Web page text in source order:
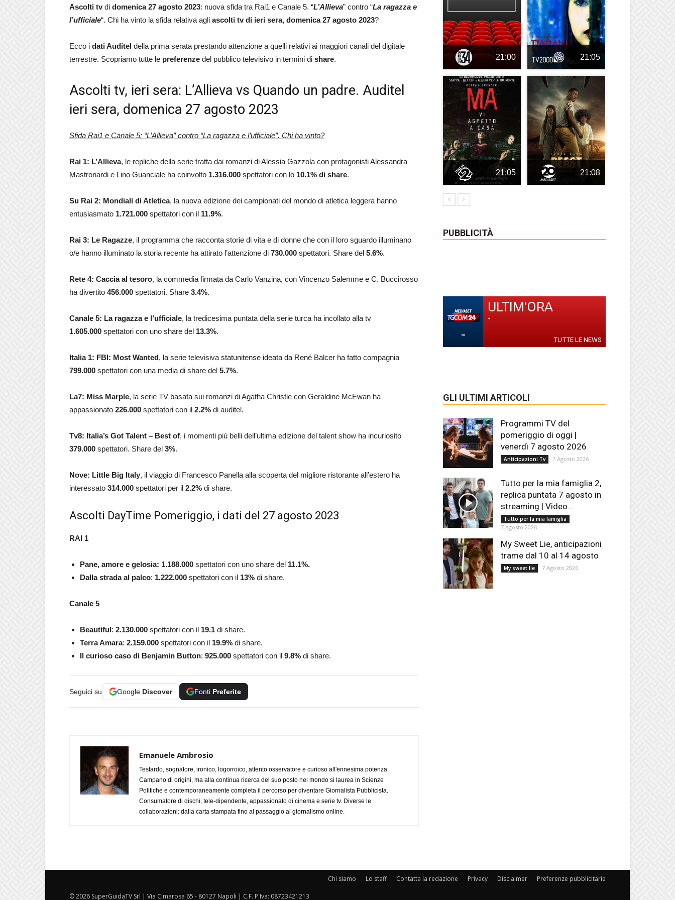
Ascolti tvdi domenica 27 agosto 2023: nuova sfida tra Rai1 e Canale 5. “L’Allieva” contro “La ragazza e
l’ufficiale“. Chi ha vinto la sfida relativa agli ascolti tv di ieri sera, domenica 27 agosto 2023?
Ecco i dati Auditel della prima serata prestando attenzione a quelli relativi ai maggiori canali del digitale
terrestre. Scopriamo tutte le preferenze del pubblico televisivo in termini di share.
Ascolti tv, ieri sera: L’Allieva vs Quando un padre. Auditel
ieri sera, domenica 27 agosto 2023
Sfida Rai1 e Canale 5: “L’Allieva” contro “La ragazza e l’ufficiale”. Chi ha vinto?
Rai 1: L’Allieva, le repliche della serie tratta dai romanzi di Alessia Gazzola con protagonisti Alessandra
Mastronardi e Lino Guanciale ha coinvolto 1.316.000 spettatori con lo 10.1% di share.
Su Rai 2: Mondiali di Atletica, la nuova edizione dei campionati del mondo di atletica leggera hanno
entusiasmato 1.721.000 spettatori con il 11.9%.
Rai 3: Le Ragazze, il programma che racconta storie di vita e di donne che con il loro sguardo illuminano
o/e hanno illuminato la storia recente ha attirato l’attenzione di 730.000 spettatori. Share del 5.6%.
Rete 4: Caccia al tesoro, la commedia firmata da Carlo Vanzina, con Vincenzo Salemme e C. Buccirosso
ha divertito 456.000 spettatori. Share 3.4%.
Canale 5: La ragazza e l’ufficiale, la tredicesima puntata della serie turca ha incollato alla tv
1.605.000 spettatori con uno share del 13.3%.
Italia 1: FBI: Most Wanted, la serie televisiva statunitense ideata da René Balcer ha fatto compagnia
799.000 spettatori con una media di share del 5.7%.
La7: Miss Marple, la serie TV basata sui romanzi di Agatha Christie con Geraldine McEwan ha
appassionato 226.000 spettatori con il 2.2% di auditel.
Tv8: Italia’s Got Talent – Best of, i momenti più belli dell’ultima edizione del talent show ha incuriosito
379.000 spettatori. Share del 3%.
Nove: Little Big Italy, il viaggio di Francesco Panella alla scoperta del migliore ristorante all’estero ha
interessato 314.000 spettatori per il 2.2% di share.
Ascolti DayTime Pomeriggio, i dati del 27 agosto 2023
RAI 1
Pane, amore e gelosia: 1.188.000 spettatori con uno share del 11.1%.
Dalla strada al palco: 1.222.000 spettatori con il 13% di share.
Canale 5
Beautiful: 2.130.000 spettatori con il 19.1 di share.
Terra Amara: 2.159.000 spettatori con il 19.9% di share.
Il curioso caso di Benjamin Button: 925.000 spettatori con il 9.8% di share.
Seguici su Google Discover Fonti Preferite
Emanuele Ambrosio
Testardo, sognatore, ironico, logorroico, attento osservatore e curioso all'ennesima potenza.
Campano di origini, ma alla continua ricerca del suo posto nel mondo si laurea in Scienze
Politiche e contemporaneamente completa il percorso per diventare Giornalista Pubblicista.
Consumatore di dischi, tele-dipendente, appassionato di cinema e serie tv. Diverse le
collaborazioni: dalla carta stampata fino al passaggio al giornalismo online.
21:00 21:05
21:05 21:08
PUBBLICITÀ
-
ULTIM'ORA
-
TUTTE LE NEWS
GLI ULTIMI ARTICOLI
Programmi TV del
pomeriggio di oggi |
venerdì 7 agosto 2026
Anticipazioni Tv 7 Agosto 2026
Tutto per la mia famiglia 2,
replica puntata 7 agosto in
streaming | Video...
Tutto per la mia famiglia
7 Agosto 2026
My Sweet Lie, anticipazioni
trame dal 10 al 14 agosto
My sweet lie 7 Agosto 2026
Chi siamo Lo staff Contatta la redazione Privacy Disclaimer Preferenze pubblicitarie
© 2026 SuperGuidaTV Srl | Via Cimarosa 65 - 80127 Napoli | C.F. P.Iva: 08723421213